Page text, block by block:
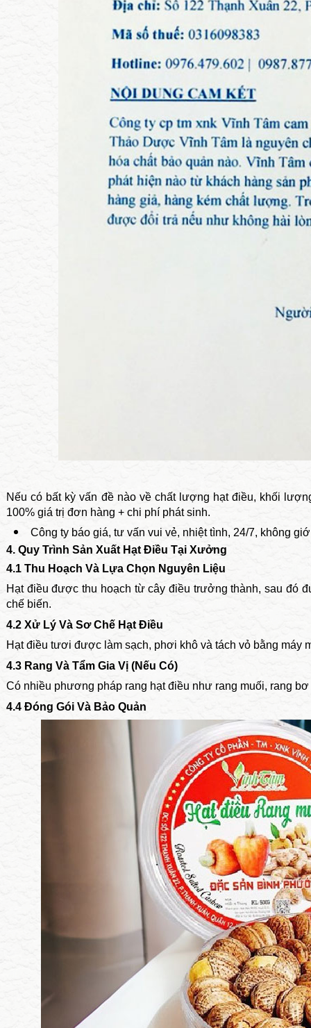
Nếu có bất kỳ vấn đề nào về chất lượng hạt điều, khối
100% giá trị đơn hàng + chi phí phát sinh.
Công ty báo giá, tư vấn vui vẻ, nhiệt tình, 24/7, không
4. Quy Trình Sản Xuất Hạt Điều Tại Xưởng
4.1 Thu Hoạch Và Lựa Chọn Nguyên Liệu
Hạt điều được thu hoạch từ cây điều trưởng thành, sau đó
chế biến.
4.2 Xử Lý Và Sơ Chế Hạt Điều
Hạt điều tươi được làm sạch, phơi khô và tách vỏ bằng máy
4.3 Rang Và Tẩm Gia Vị (Nếu Có)
Có nhiều phương pháp rang hạt điều như rang muối, rang
4.4 Đóng Gói Và Bảo Quản